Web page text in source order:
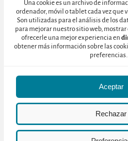
Una cookie es un archivo de
ordenador, móvil o tablet cada vez que
Son utilizadas para el análisis de los
para mejorar nuestro sitio web,
ofrecerle una mejor experiencia en
obtener más información sobre las
preferencias.
Aceptar
Rechazar
Si, Acepto lapolítica de privacidad